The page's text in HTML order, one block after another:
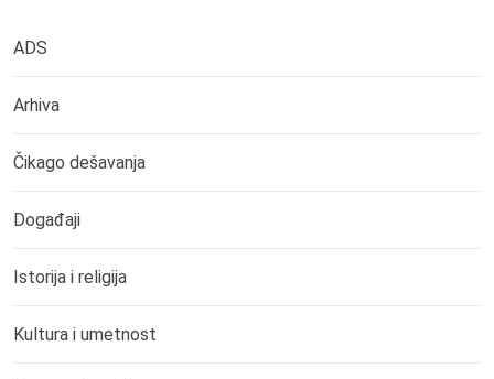
ADS
Arhiva
Čikago dešavanja
Događaji
Istorija i religija
Kultura i umetnost